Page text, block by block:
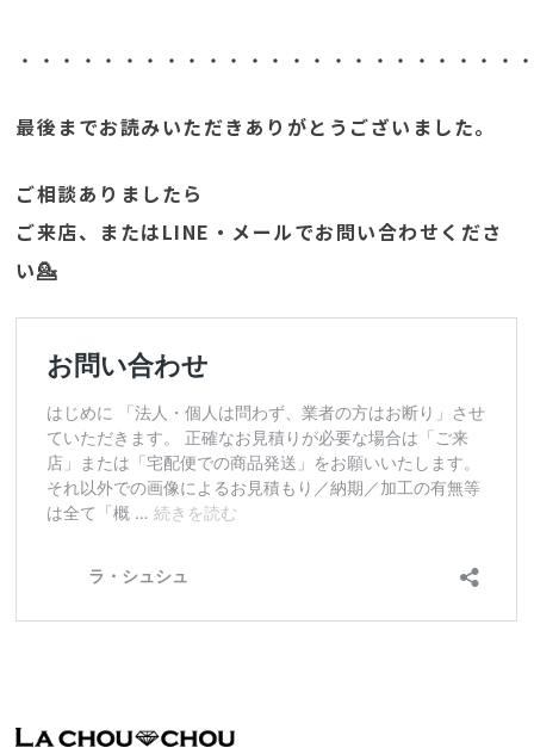
・・・・・・・・・・・・・・・・・・・・・・・・
最後までお読みいただきありがとうございました。
ご相談ありましたら
ご来店、またはLINE・メールでお問い合わせくださ
い💁